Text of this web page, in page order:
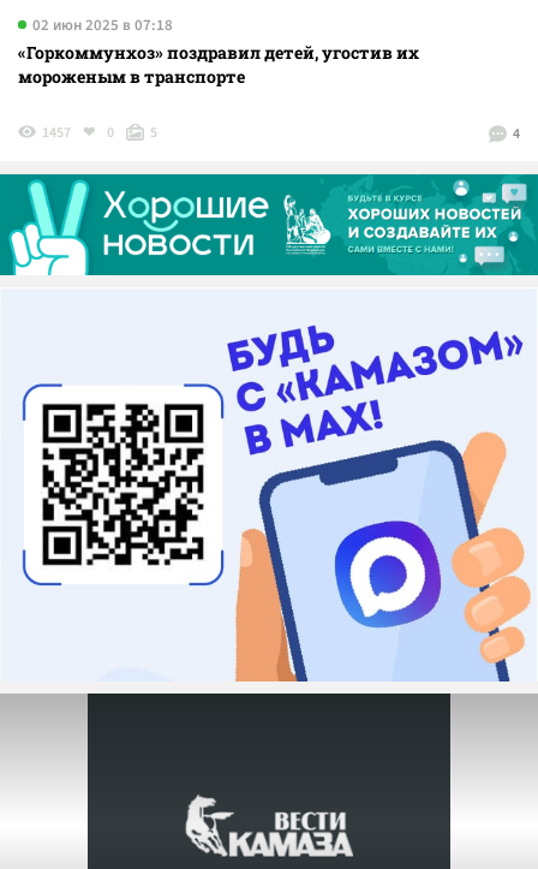
02 июн 2025 в 07:18
«Горкоммунхоз» поздравил детей, угостив их
мороженым в транспорте
4
1457 0 5